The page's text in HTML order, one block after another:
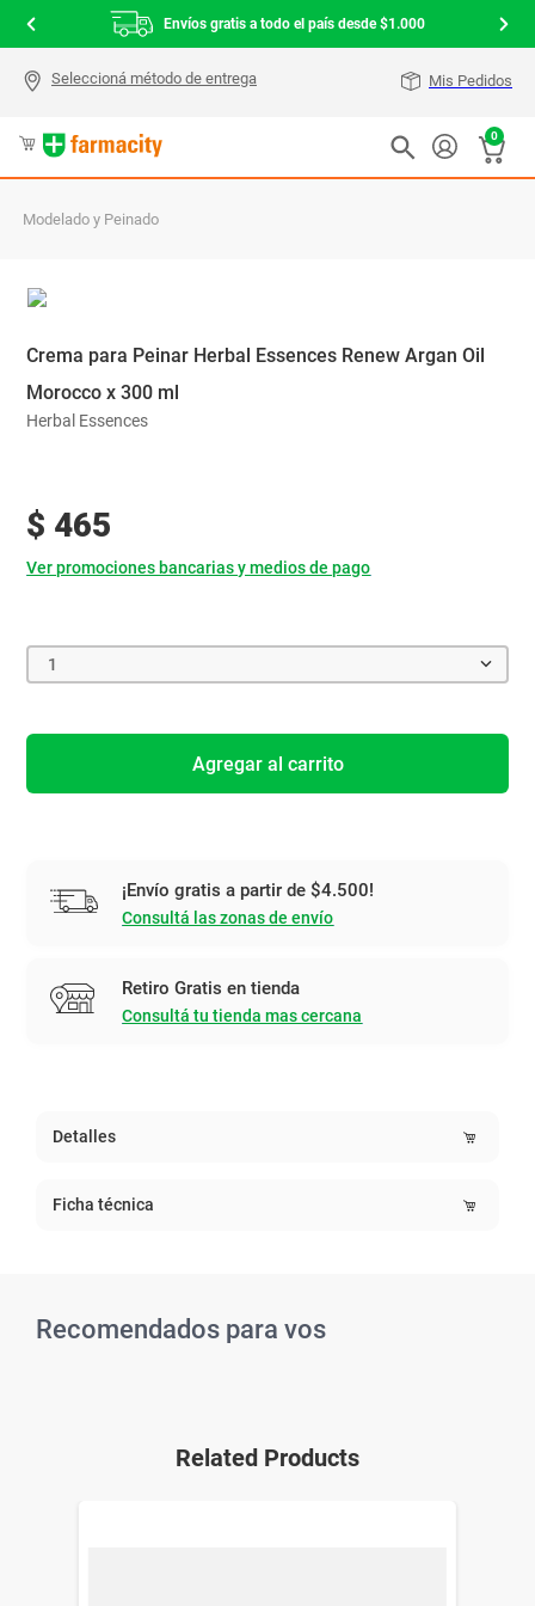
Envíos gratis a todo el país desde $1.000
Mis Pedidos
0
Modelado y Peinado
Crema para Peinar Herbal Essences Renew Argan Oil
Morocco x 300 ml
Herbal Essences
$ 465
Ver promociones bancarias y medios de pago
1
Agregar al carrito
¡Envío gratis a partir de $4.500!
Consultá las zonas de envío
Retiro Gratis en tienda
Consultá tu tienda mas cercana
Detalles
Ficha técnica
Recomendados para vos
Related Products